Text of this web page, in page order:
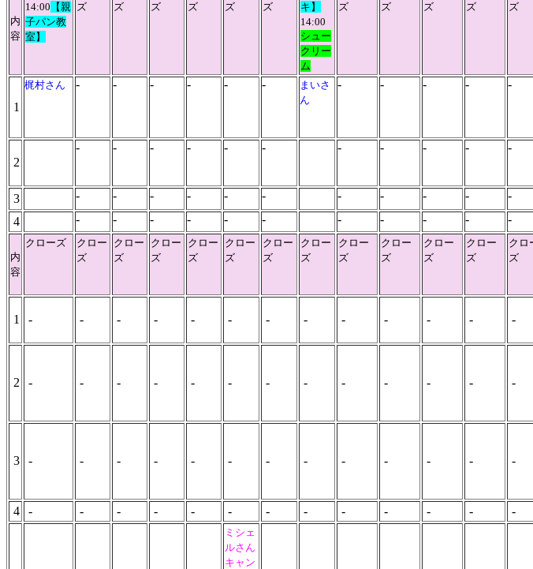
内
容
14:00 【親
子パン教
室】
ズ
ズ
ズ
ズ
ズ
ズ
キ】
14:00
シュー
クリー
ム
ズ
ズ
ズ
ズ
ズ
1
梶村さん - - - - - -
まいさ
ん
- - - - -
2
- - - - - - - - - - -
3 - - - - - - - - - - -
4
- - - - - - - - - - -
内
容
クローズ
クロー
ズ
クロー
ズ
クロー
ズ
クロー
ズ
クロー
ズ
クロー
ズ
クロー
ズ
クロー
ズ
クロー
ズ
クロー
ズ
クロー
ズ
クロ
ズ
1 - - - - - - - - - - - - -
2 - - - - - - - - - - - - -
3 - - - - - - - - - - - - -
4 - - - - - - - - - - - - -
ミシェ
ルさん
キャン